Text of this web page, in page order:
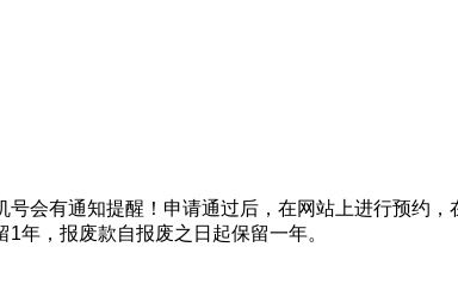
会有通知提醒！申请通过后，在网站上进行预约，
年，报废款自报废之日起保留一年。